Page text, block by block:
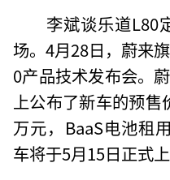
李斌谈乐道L80
场。4月28日，蔚来
0产品技术发布会。
上公布了新车的预
万元，BaaS电池租
车将于5月15日正式上